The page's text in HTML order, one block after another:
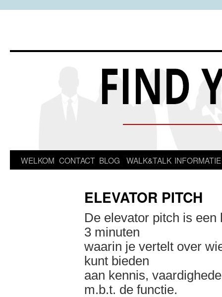
Spring
WELKOM CONTACT BLOG WALK&TALK INFORMATIE
ELEVATOR PITCH
De elevator pitch is
3 minuten
waarin je vertelt over
kunt bieden
aan kennis,
m.b.t. de functie.